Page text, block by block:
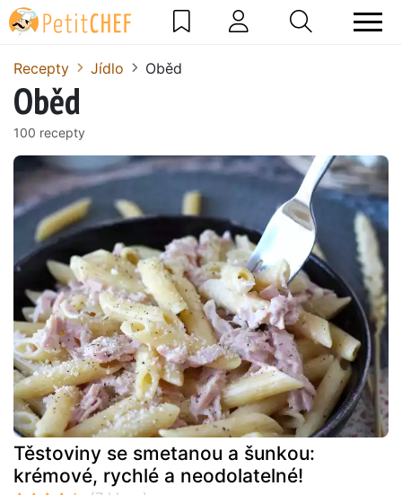
Recepty Jídlo Oběd
Oběd
100 recepty
Těstoviny se smetanou a šunkou:
krémové, rychlé a neodolatelné!